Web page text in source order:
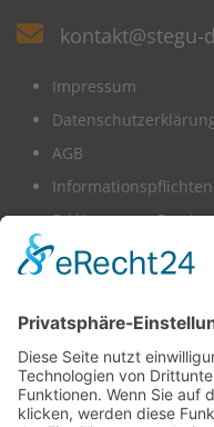
Impressum
AGB
Informationspflichten
Erklärung zur
Wir